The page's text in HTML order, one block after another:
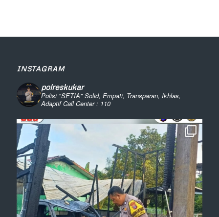
INSTAGRAM
polreskukar
Polisi "SETIA" Solid, Empati, Transparan, Ikhlas,
AdaptifCall Center : 110